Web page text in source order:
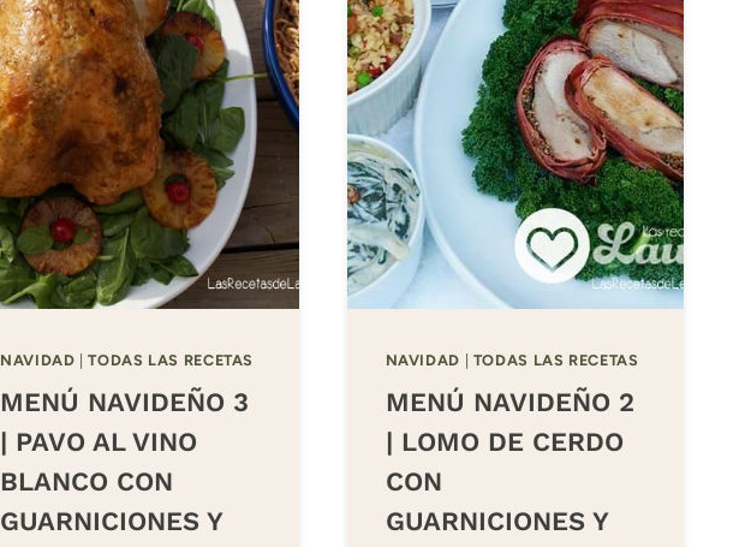
NAVIDAD |TODAS LAS RECETAS
MENÚ NAVIDEÑO 3
| PAVO AL VINO
BLANCO CON
GUARNICIONES Y
NAVIDAD TODAS LAS RECETAS
MENÚ NAVIDEÑO 2
| LOMO DE CERDO
CON
GUARNICIONES Y